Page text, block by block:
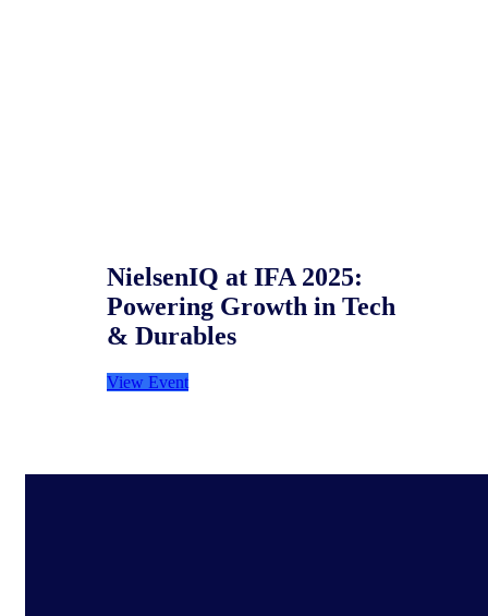
NielsenIQ at IFA 2025:
Powering Growth in Tech
& Durables
View Event